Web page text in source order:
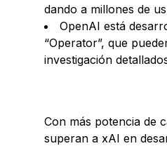
dando a millones de
OpenAI está
“Operator”, que
investigación
Con más potencia de
superan a xAI en